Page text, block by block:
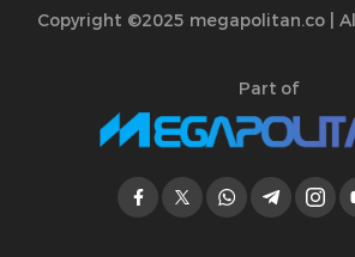
Copyright ©2025 megapolitan.co |
Part of